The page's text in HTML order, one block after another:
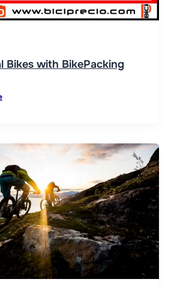
Bikes with BikePacking